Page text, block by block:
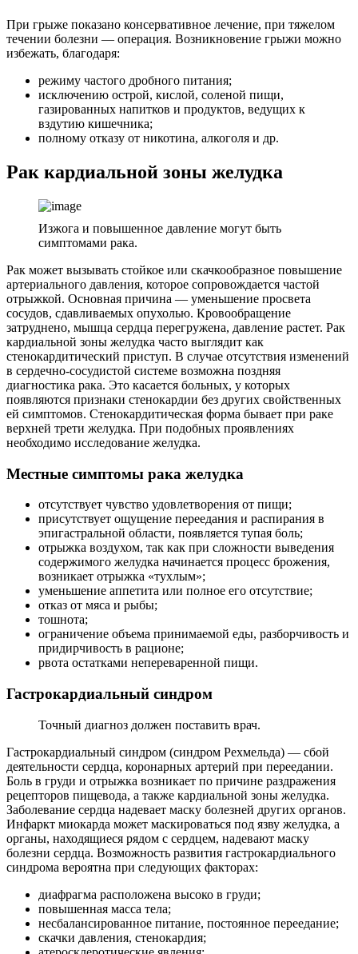
При грыже показано консервативное лечение, при тяжелом
течении болезни — операция. Возникновение грыжи можно
избежать, благодаря:
режиму частого дробного питания;
исключению острой, кислой, соленой пищи,
газированных напитков и продуктов, ведущих к
вздутию кишечника;
полному отказу от никотина, алкоголя и др.
Рак кардиальной зоны желудка
Изжога и повышенное давление могут быть
симптомами рака.
Рак может вызывать стойкое или скачкообразное повышение
артериального давления, которое сопровождается частой
отрыжкой. Основная причина — уменьшение просвета
сосудов, сдавливаемых опухолью. Кровообращение
затруднено, мышца сердца перегружена, давление растет. Рак
кардиальной зоны желудка часто выглядит как
стенокардитический приступ. В случае отсутствия изменений
в сердечно-сосудистой системе возможна поздняя
диагностика рака. Это касается больных, у которых
появляются признаки стенокардии без других свойственных
ей симптомов. Стенокардитическая форма бывает при раке
верхней трети желудка. При подобных проявлениях
необходимо исследование желудка.
Местные симптомы рака желудка
отсутствует чувство удовлетворения от пищи;
присутствует ощущение переедания и распирания в
эпигастральной области, появляется тупая боль;
отрыжка воздухом, так как при сложности выведения
содержимого желудка начинается процесс брожения,
возникает отрыжка «тухлым»;
уменьшение аппетита или полное его отсутствие;
отказ от мяса и рыбы;
тошнота;
ограничение объема принимаемой еды, разборчивость и
придирчивость в рационе;
рвота остатками непереваренной пищи.
Гастрокардиальный синдром
Точный диагноз должен поставить врач.
Гастрокардиальный синдром (синдром Рехмельда) — сбой
деятельности сердца, коронарных артерий при переедании.
Боль в груди и отрыжка возникает по причине раздражения
рецепторов пищевода, а также кардиальной зоны желудка.
Заболевание сердца надевает маску болезней других органов.
Инфаркт миокарда может маскироваться под язву желудка, а
органы, находящиеся рядом с сердцем, надевают маску
болезни сердца. Возможность развития гастрокардиального
синдрома вероятна при следующих факторах:
диафрагма расположена высоко в груди;
повышенная масса тела;
несбалансированное питание, постоянное переедание;
скачки давления, стенокардия;